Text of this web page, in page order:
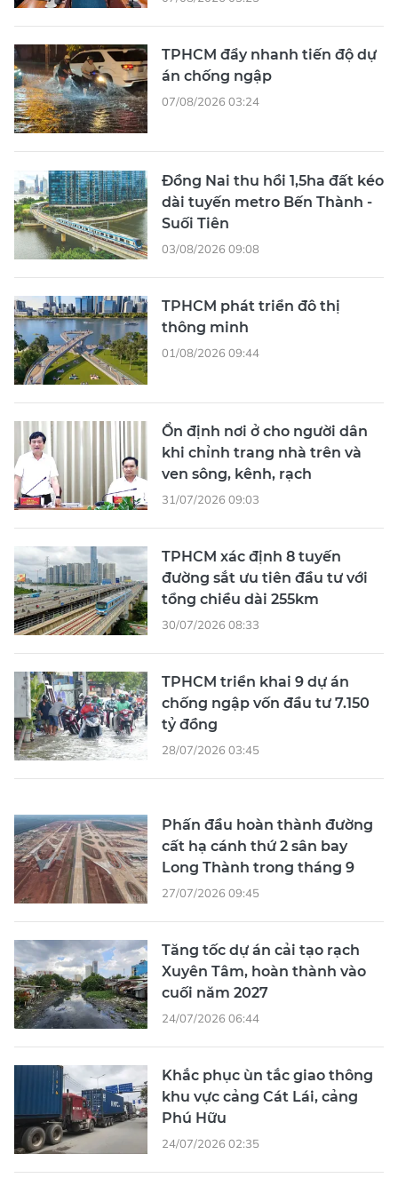
TPHCM đẩy nhanh tiến độ dự
án chống ngập
07/08/2026 03:24
Đồng Nai thu hồi 1,5ha đất kéo
dài tuyến metro Bến Thành -
Suối Tiên
03/08/2026 09:08
TPHCM phát triển đô thị
thông minh
01/08/2026 09:44
Ổn định nơi ở cho người dân
khi chỉnh trang nhà trên và
ven sông, kênh, rạch
31/07/2026 09:03
TPHCM xác định 8 tuyến
đường sắt ưu tiên đầu tư với
tổng chiều dài 255km
30/07/2026 08:33
TPHCM triển khai 9 dự án
chống ngập vốn đầu tư 7.150
tỷ đồng
28/07/2026 03:45
Phấn đầu hoàn thành đường
cất hạ cánh thứ 2 sân bay
Long Thành trong tháng 9
27/07/2026 09:45
Tăng tốc dự án cải tạo rạch
Xuyên Tâm, hoàn thành vào
cuối năm 2027
24/07/2026 06:44
Khắc phục ùn tắc giao thông
khu vực cảng Cát Lái, cảng
Phú Hữu
24/07/2026 02:35